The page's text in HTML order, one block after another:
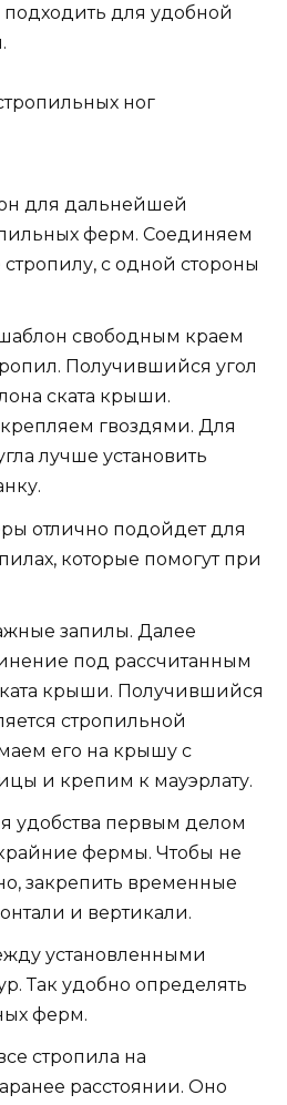
для удобной
ног
для дальнейшей
ферм. Соединяем
с одной стороны
свободным краем
Получившийся угол
ската крыши.
гвоздями. Для
лучше установить
отлично подойдет для
которые помогут при
запилы. Далее
под рассчитанным
крыши. Получившийся
стропильной
его на крышу с
и крепим к мауэрлату.
удобства первым делом
фермы. Чтобы не
закрепить временные
и вертикали.
установленными
Так удобно определять
ферм.
стропила на
расстоянии. Оно